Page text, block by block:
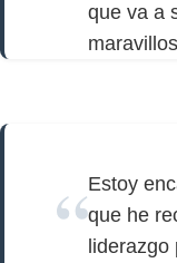
que va a
Estoy
que he
liderazgo